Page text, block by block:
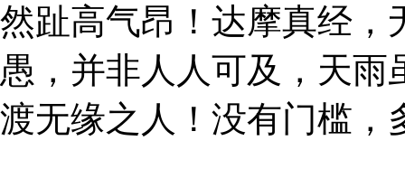
然趾高气昂！达摩真经，
愚，并非人人可及，天
渡无缘之人！没有门槛，